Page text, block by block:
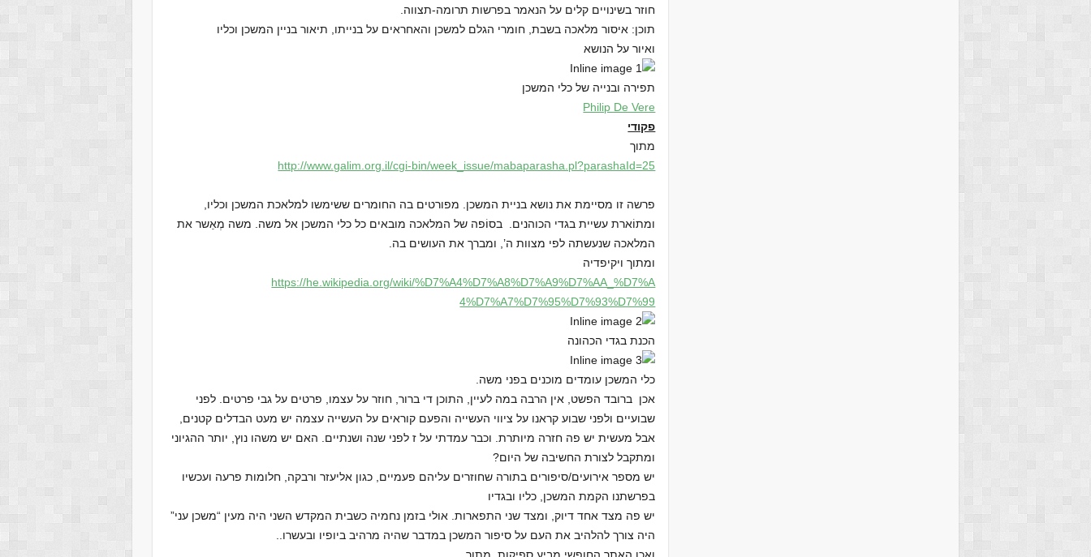
חוזר בשינויים קלים על הנאמר בפרשות תרומה-תצווה.
תוכן: איסור מלאכה בשבת, חומרי הגלם למשכן והאחראים על בנייתו, תיאור בניין המשכן וכליו
ואיור על הנושא
תפירה ובנייה של כלי המשכן
Philip De Vere
פקודי
מתוך
http://www.galim.org.il/cgi-bin/week_issue/mabaparasha.pl?parashaId=25
פרשה זו מסיימת את נושא בניית המשכן. מפורטים בה החומרים ששימשו למלאכת המשכן וכליו,
ומתוֹארת עשיית בגדי הכוהנים. בסוֹפה של המלאכה מובאים כל כלי המשכן אל משה. משה מְאַשר את
המלאכה שנעשתה לפי מצוות ה’, ומברך את העושים בה.
ומתוך ויקיפדיה
https://he.wikipedia.org/wiki/%D7%A4%D7%A8%D7%A9%D7%AA_%D7%A
4%D7%A7%D7%95%D7%93%D7%99
הכנת בגדי הכהונה
כלי המשכן עומדים מוכנים בפני משה.
אכן ברובד הפשט, אין הרבה במה לעיין, התוכן די ברור, חוזר על עצמו, פרטים על גבי פרטים. לפני
שבועיים ולפני שבוע קראנו על ציווי העשייה והפעם קוראים על העשייה עצמה יש מעט הבדלים קטנים,
אבל מעשית יש פה חזרה מיותרת. וכבר עמדתי על ז לפני שנה ושנתיים. האם יש משהו נוץ, יותר ההגיוני
ומתקבל לצורת החשיבה של היום?
יש מספר אירועים/סיפורים בתורה שחוזרים עליהם פעמיים, כגון אליעזר ורבקה, חלומות פרעה ועכשיו
בפרשתנו הקמת המשכן, כליו ובגדיו
יש פה מצד אחד דיוק, ומצד שני התפארות. אולי בזמן נחמיה כשבית המקדש השני היה מעין “משכן עני”
היה צורך להלהיב את העם על סיפור המשכן במדבר שהיה מרהיב ביופיו ובעשרו..
ואכן האתר החופשי מביע ספיקות. מתוך